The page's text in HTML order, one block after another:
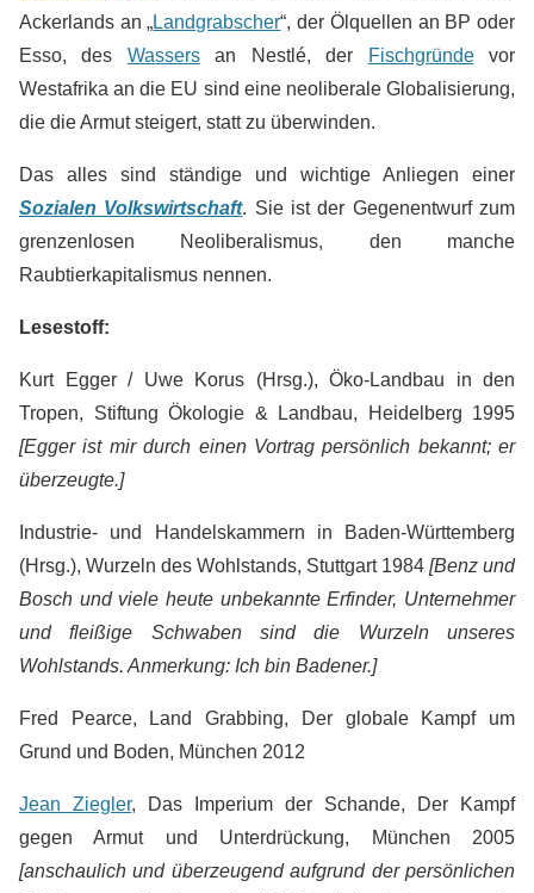
Ackerlands an „Landgrabscher“, der Ölquellen an BP oder
Esso, des Wassersan Nestlé, der Fischgründevor
Westafrika an die EU sind eine neoliberale Globalisierung,
die die Armut steigert, statt zu überwinden.
Das alles sind ständige und wichtige Anliegen einer
Sozialen Volkswirtschaft. Sie ist der Gegenentwurf zum
grenzenlosen Neoliberalismus, den manche
Raubtierkapitalismus nennen.
Lesestoff:
Kurt Egger / Uwe Korus (Hrsg.), Öko-Landbau in den
Tropen, Stiftung Ökologie & Landbau, Heidelberg 1995
[Egger ist mir durch einen Vortrag persönlich bekannt; er
überzeugte.]
Industrie- und Handelskammern in Baden-Württemberg
(Hrsg.), Wurzeln des Wohlstands, Stuttgart 1984 [Benz und
Bosch und viele heute unbekannte Erfinder, Unternehmer
und fleißige Schwaben sind die Wurzeln unseres
Wohlstands. Anmerkung: Ich bin Badener.]
Fred Pearce, Land Grabbing, Der globale Kampf um
Grund und Boden, München 2012
Jean Ziegler, Das Imperium der Schande, Der Kampf
gegen Armut und Unterdrückung, München 2005
[anschaulich und überzeugend aufgrund der persönlichen